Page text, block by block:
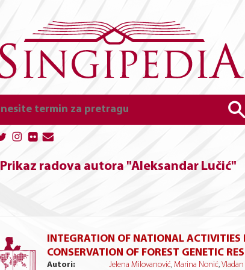
Prikaz radova autora "Aleksandar Lučić"
INTEGRATION OF NATIONAL
CONSERVATION OF FOREST GENETIC
Autori: Jelena Milovanović, Marina Nonić,